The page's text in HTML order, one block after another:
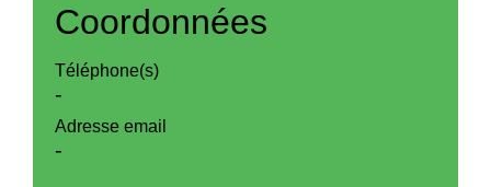
Coordonnées
Téléphone(s)
-
Adresse email
-